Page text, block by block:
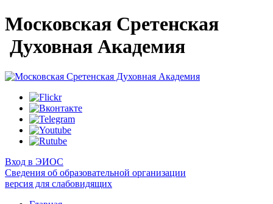
Московская Сретенская
Духовная Академия
Вход в ЭИОС
Сведения об образовательной организации
версия для слабовидящих